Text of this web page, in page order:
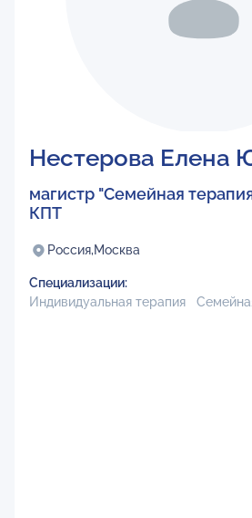
Нестерова Елена
магистр "Семейная
КПТ
Россия,Москва
Специализации:
Индивидуальная терапия